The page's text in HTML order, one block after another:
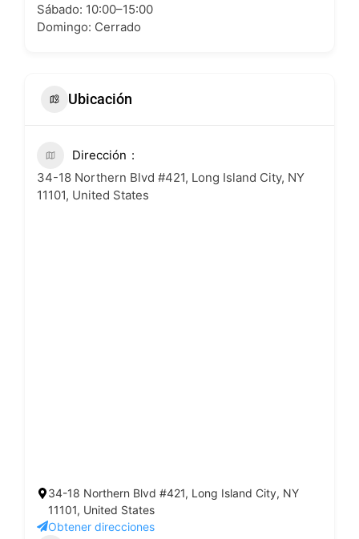
Sábado: 10:00–15:00
Domingo: Cerrado
Ubicación
Dirección
34-18 Northern Blvd #421, Long Island City, NY
11101, United States
34-18 Northern Blvd #421, Long Island City, NY
11101, United States
Obtener direcciones